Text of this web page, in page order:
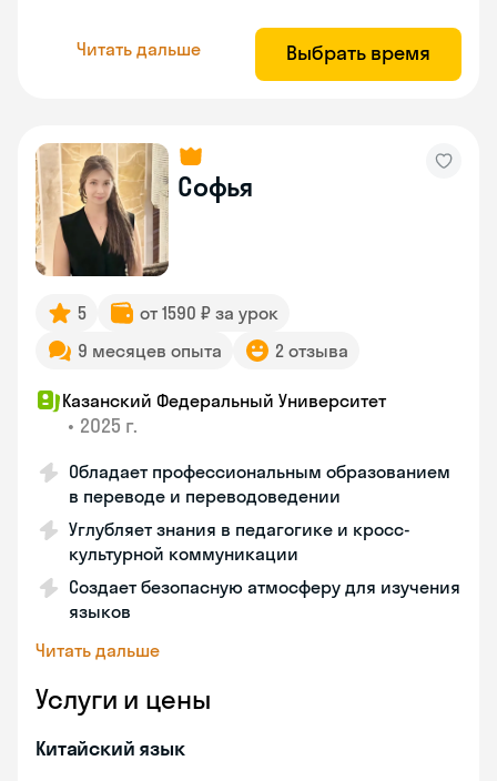
Читать дальше Выбрать время
Софья
5
от 1590 ₽ за урок
9 месяцев опыта
2 отзыва
Казанский Федеральный Университет
• 2025 г.
Обладает профессиональным образованием
в переводе и переводоведении
Углубляет знания в педагогике и кросс-
культурной коммуникации
Создает безопасную атмосферу для изучения
языков
Читать дальше
Услуги и цены
Китайский язык